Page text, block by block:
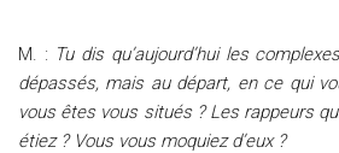
M. : Tu dis qu’aujourd’hui les
dépassés, mais au départ, en ce qui
vous êtes vous situés ? Les rappeurs
étiez ? Vous vous moquiez d’eux ?